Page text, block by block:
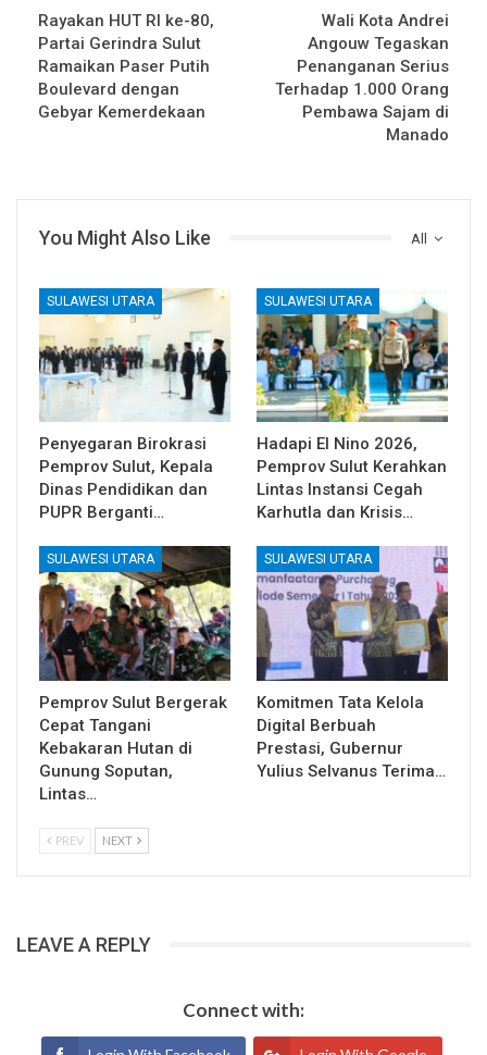
Rayakan HUT RI ke-80,
Partai Gerindra Sulut
Ramaikan Paser Putih
Boulevard dengan
Gebyar Kemerdekaan
Wali Kota Andrei
Angouw Tegaskan
Penanganan Serius
Terhadap 1.000 Orang
Pembawa Sajam di
Manado
All
You Might Also Like
SULAWESI UTARA
Penyegaran Birokrasi
Pemprov Sulut, Kepala
Dinas Pendidikan dan
PUPR Berganti…
SULAWESI UTARA
Hadapi El Nino 2026,
Pemprov Sulut Kerahkan
Lintas Instansi Cegah
Karhutla dan Krisis…
SULAWESI UTARA
Pemprov Sulut Bergerak
Cepat Tangani
Kebakaran Hutan di
Gunung Soputan,
Lintas…
SULAWESI UTARA
Komitmen Tata Kelola
Digital Berbuah
Prestasi, Gubernur
Yulius Selvanus Terima…
PREV NEXT
LEAVE A REPLY
Connect with: